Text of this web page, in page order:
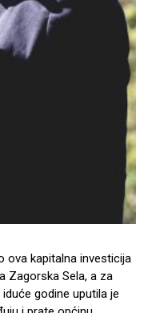
ova kapitalna investicija
Zagorska Sela, a za
godine uputila je